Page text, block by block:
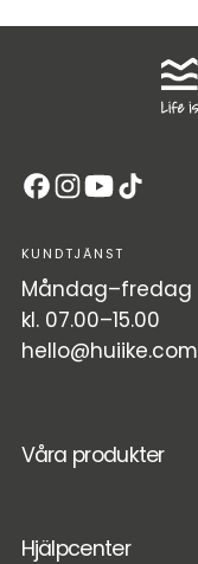
KUNDTJÄNST
Måndag–fredag
kl. 07.00–15.00
hello@huiike.com
Våra produkter
Hjälpcenter